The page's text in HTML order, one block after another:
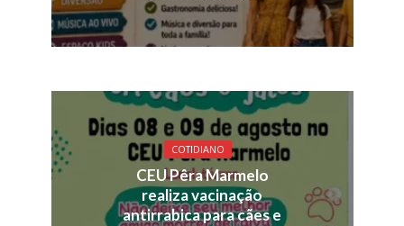
COTIDIANO
CEU Pêra Marmelo
realiza vacinação
antirrabica para cães e